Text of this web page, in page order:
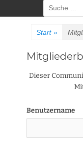
Suche
nach:
Start »
Dieser
Benutzername